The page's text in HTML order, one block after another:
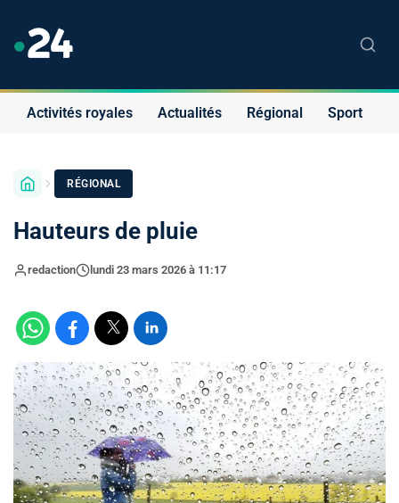
Activités royales Actualités Régional Sport
RÉGIONAL
Hauteurs de pluie
redaction lundi 23 mars 2026 à 11:17